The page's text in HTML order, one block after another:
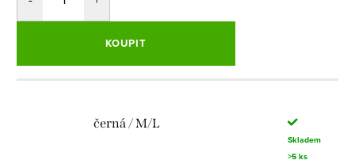
KOUPIT
černá / M/L
Skladem
>5 ks